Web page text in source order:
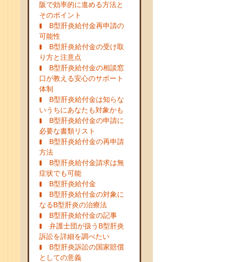
阪で効率的に進める方法と
そのポイント
B型肝炎給付金再申請の
可能性
B型肝炎給付金の受け取
り方と注意点
B型肝炎給付金の相談窓
口が教える安心のサポート
体制
B型肝炎給付金は知らな
いうちにあなたも対象かも
B型肝炎給付金の申請に
必要な書類リスト
B型肝炎給付金の再申請
方法
B型肝炎給付金請求は無
症状でも可能
B型肝炎給付金
B型肝炎給付金の対象に
なるB型肝炎の治療法
B型肝炎給付金の記事
弁護士団が扱うB型肝炎
訴訟を詳細を調べたい
B型肝炎訴訟の国家賠償
としての意義